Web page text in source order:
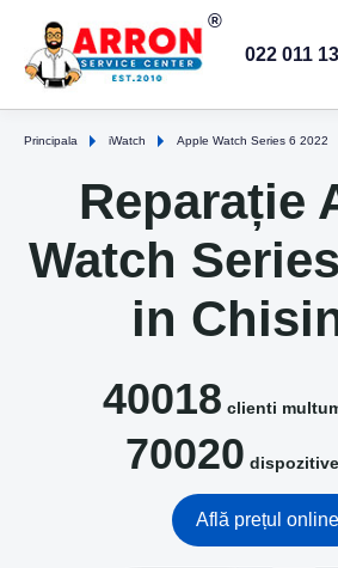
022 011
Principala iWatch Apple Watch Series 6 2022
Reparație
Watch
in
40018 clienti
70020
Află prețul online